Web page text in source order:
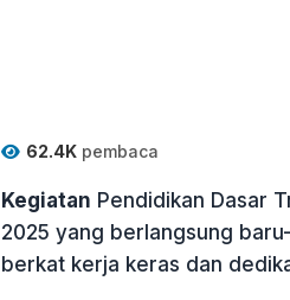
62.4Kpembaca
Kegiatan Pendidikan Dasar
2025 yang berlangsung
berkat kerja keras dan